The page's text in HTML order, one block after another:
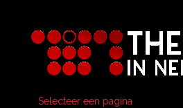
Selecteer een pagina